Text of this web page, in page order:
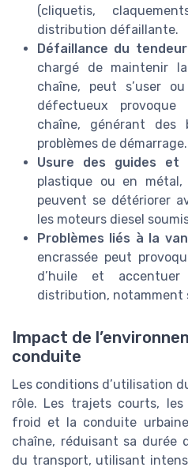
(cliquetis,
distribution défaillante.
Défaillance du
chargé de maintenir
chaîne, peut s’user
défectueux
chaîne, générant des
problèmes de démarrage.
Usure des guides et
plastique ou en
peuvent se détériorer
les moteurs diesel
Problèmes liés à la
encrassée peut
d’huile et
distribution, notamment
Impact de
conduite
Les conditions d’utilisation
rôle. Les trajets courts,
froid et la conduite
chaîne, réduisant sa durée
du transport, utilisant